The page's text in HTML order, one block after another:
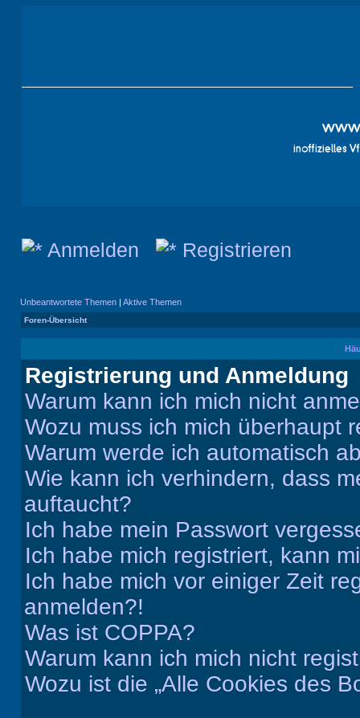
Anmelden Registrieren
Unbeantwortete Themen | Aktive Themen
Foren-Übersicht
Registrierung und Anmeldung
Warum kann ich mich nicht
Wozu muss ich mich überhaupt
Warum werde ich automatisch
Wie kann ich verhindern, dass
auftaucht?
Ich habe mein Passwort
Ich habe mich registriert, kann
Ich habe mich vor einiger Zeit
anmelden?!
Was ist COPPA?
Warum kann ich mich nicht
Wozu ist die „Alle Cookies des